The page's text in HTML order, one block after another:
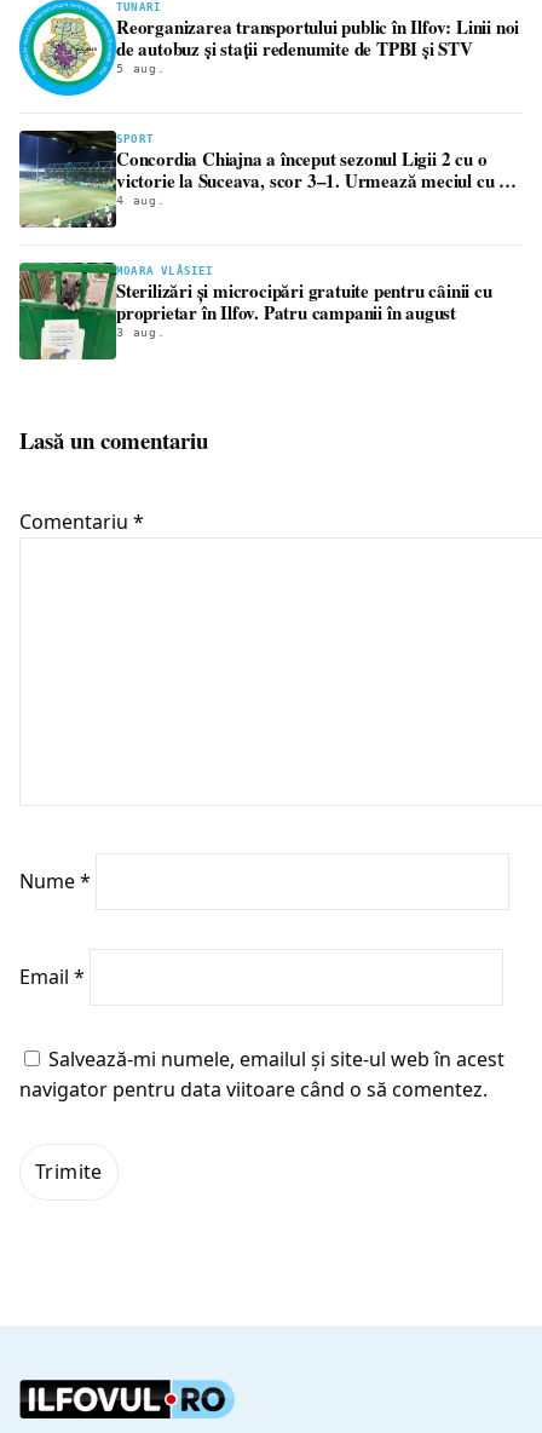
TUNARI
Reorganizarea transportului public în Ilfov: Linii noi
de autobuz și stații redenumite de TPBI și STV
5 aug.
SPORT
Concordia Chiajna a început sezonul Ligii 2 cu o
victorie la Suceava, scor 3–1. Urmează meciul cu FC
Bihor
4 aug.
MOARA VLĂSIEI
Sterilizări și microcipări gratuite pentru câinii cu
proprietar în Ilfov. Patru campanii în august
3 aug.
Lasă un comentariu
Comentariu *
Nume*
Email *
Salvează-mi numele, emailul și site-ul web în acest
navigator pentru data viitoare când o să comentez.